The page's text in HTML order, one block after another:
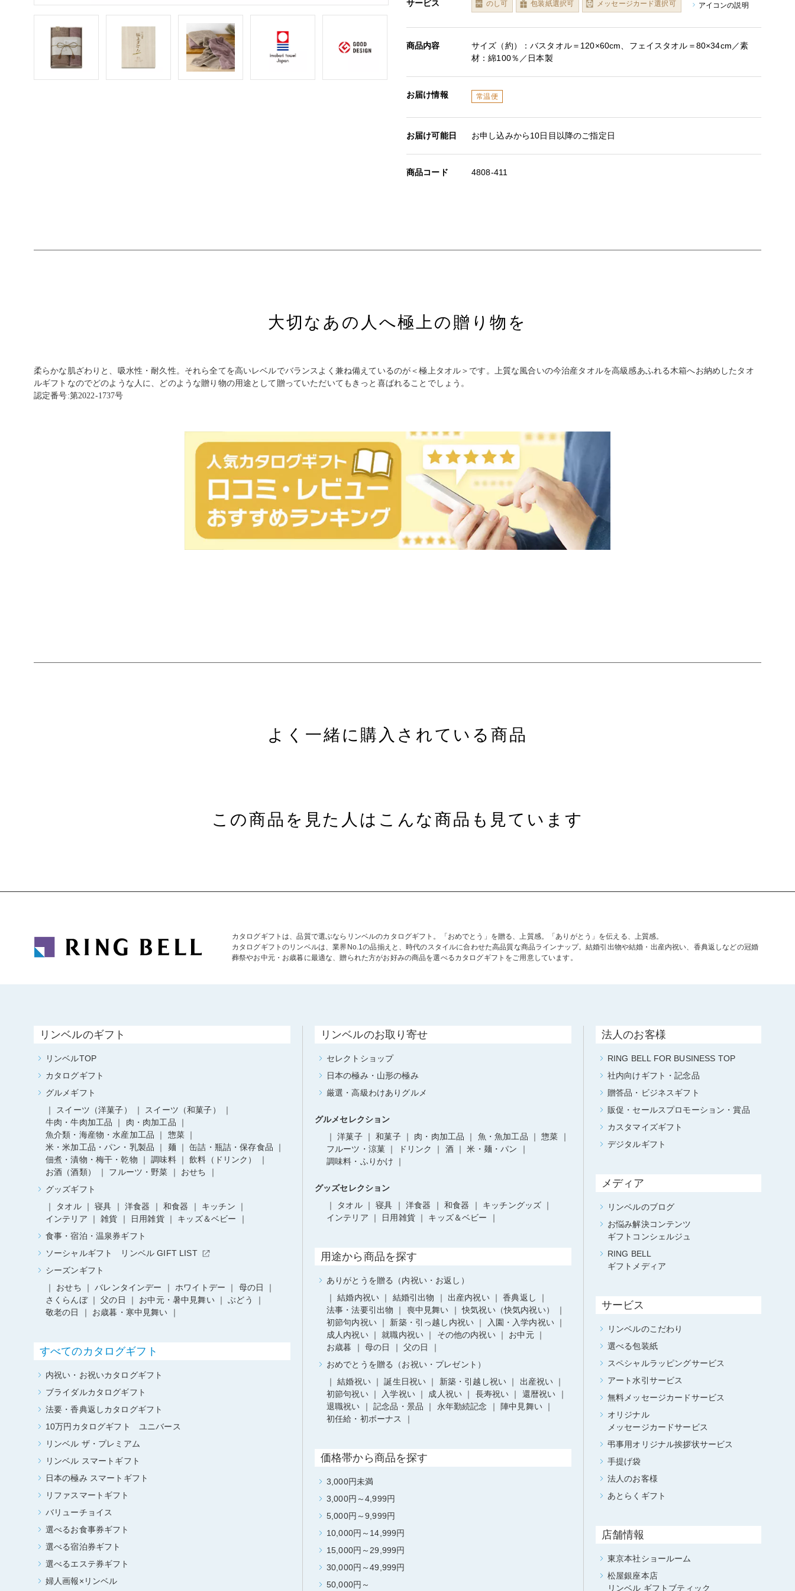
サービス のし可 包装紙選択可 メッセージカード選択可 アイコンの説明
商品内容
サイズ（約）：バスタオル＝120×60cm、フェイスタオル＝80×34cm／素
材：綿100％／日本製
お届け情報 常温便
お届け可能日 お申し込みから10日目以降のご指定日
商品コード 4808-411
大切なあの人へ極上の贈り物を
柔らかな肌ざわりと、吸水性・耐久性。それら全てを高いレベルでバランスよく兼ね備えているのが＜極上タオル＞です。上質な風合いの今治産タオルを高級感あふれる木箱へお納めしたタオ
ルギフトなのでどのような人に、どのような贈り物の用途として贈っていただいてもきっと喜ばれることでしょう。
認定番号:第2022-1737号
よく一緒に購入されている商品
この商品を見た人はこんな商品も見ています
カタログギフトは、品質で選ぶならリンベルのカタログギフト。「おめでとう」を贈る、上質感。「ありがとう」を伝える、上質感。
カタログギフトのリンベルは、業界No.1の品揃えと、時代のスタイルに合わせた高品質な商品ラインナップ。結婚引出物や結婚・出産内祝い、香典返しなどの冠婚
葬祭やお中元・お歳暮に最適な、贈られた方がお好みの商品を選べるカタログギフトをご用意しています。
リンベルのギフト
リンベルTOP
カタログギフト
グルメギフト
スイーツ（洋菓子）
スイーツ（和菓子）
牛肉・牛肉加工品
肉・肉加工品
魚介類・海産物・水産加工品
惣菜
米・米加工品・パン・乳製品
麺
缶詰・瓶詰・保存食品
佃煮・漬物・梅干・乾物
調味料
飲料（ドリンク）
お酒（酒類）
フルーツ・野菜
おせち
グッズギフト
タオル
寝具 洋食器 和食器
キッチン
インテリア
雑貨 日用雑貨
キッズ＆ベビー
食事・宿泊・温泉券ギフト
ソーシャルギフト リンベル GIFT LIST
シーズンギフト
おせち
バレンタインデー ホワイトデー
母の日
さくらんぼ
父の日 お中元・暑中見舞い
ぶどう
敬老の日
お歳暮・寒中見舞い
すべてのカタログギフト
内祝い・お祝いカタログギフト
ブライダルカタログギフト
法要・香典返しカタログギフト
10万円カタログギフト ユニバース
リンベル ザ・プレミアム
リンベル スマートギフト
日本の極み スマートギフト
リファスマートギフト
バリューチョイス
選べるお食事券ギフト
選べる宿泊券ギフト
選べるエステ券ギフト
婦人画報×リンベル
リンベルのお取り寄せ
セレクトショップ
日本の極み・山形の極み
厳選・高級わけありグルメ
グルメセレクション
洋菓子
和菓子 肉・肉加工品 魚・魚加工品
惣菜
フルーツ・涼菓
ドリンク 酒
米・麺・パン
調味料・ふりかけ
グッズセレクション
タオル
寝具 洋食器 和食器
キッチングッズ
インテリア
日用雑貨 キッズ＆ベビー
用途から商品を探す
ありがとうを贈る（内祝い・お返し）
結婚内祝い
結婚引出物 出産内祝い
香典返し
法事・法要引出物
喪中見舞い
快気祝い（快気内祝い）
初節句内祝い
新築・引っ越し内祝い
入園・入学内祝い
成人内祝い
就職内祝い その他の内祝い
お中元
お歳暮
母の日
父の日
おめでとうを贈る（お祝い・プレゼント）
結婚祝い
誕生日祝い 新築・引越し祝い
出産祝い
初節句祝い
入学祝い 成人祝い 長寿祝い
還暦祝い
退職祝い
記念品・景品 永年勤続記念
陣中見舞い
初任給・初ボーナス
価格帯から商品を探す
3,000円未満
3,000円～4,999円
5,000円～9,999円
10,000円～14,999円
15,000円～29,999円
30,000円～49,999円
50,000円～
法人のお客様
RING BELL FOR BUSINESS TOP
社内向けギフト・記念品
贈答品・ビジネスギフト
販促・セールスプロモーション・賞品
カスタマイズギフト
デジタルギフト
メディア
リンベルのブログ
お悩み解決コンテンツ
ギフトコンシェルジュ
RING BELL
ギフトメディア
サービス
リンベルのこだわり
選べる包装紙
スペシャルラッピングサービス
アート水引サービス
無料メッセージカードサービス
オリジナル
メッセージカードサービス
弔事用オリジナル挨拶状サービス
手提げ袋
法人のお客様
あとらくギフト
店舗情報
東京本社ショールーム
松屋銀座本店
リンベル ギフトブティック